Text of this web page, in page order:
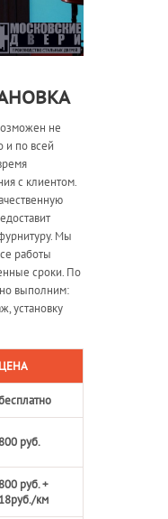
не
и по всей
с клиентом.
Мы
работы
сроки. По
выполним:
установку
ЦЕНА
800 руб.
800 руб. +
18руб./км